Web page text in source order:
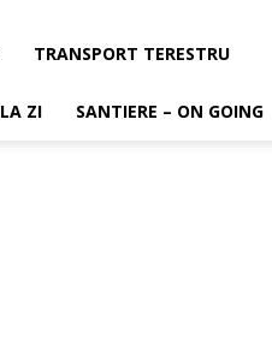
TRANSPORT TERESTRU
LA ZI SANTIERE – ON GOING